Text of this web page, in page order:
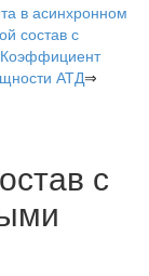
в асинхронном
состав с
Коэффициент
АТД⇒
с